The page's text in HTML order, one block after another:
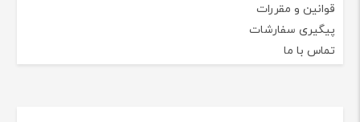
قوانین و مقررات
پیگیری سفارشات
تماس با ما